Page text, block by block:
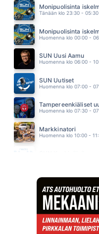
EPPU NORMAALI
10.04
KATRI YLANDER
09.52
Monipuolisinta
Tänään klo 23:30 - 05:30
Monipuolisinta
Huomenna klo 00:00 -
SUN Uusi Aamu
Huomenna klo 06:00 -
SUN Uutiset
Huomenna klo 07:00 -
Tampereenkiäliset
Huomenna klo 07:30 -
Markkinatori
Huomenna klo 10:00 -